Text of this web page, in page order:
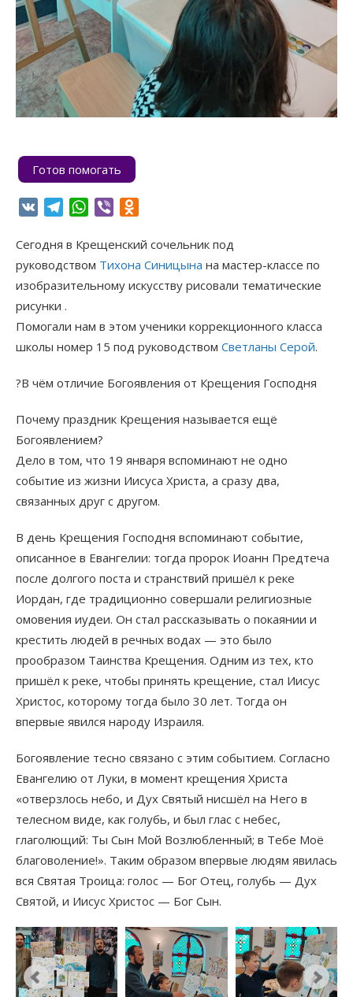
Готов помогать
VK TelegramWhatsApp
Viber
Сегодня в Крещенский сочельник под
руководством Тихона Синицына на мастер-классе по
изобразительному искусству рисовали тематические
рисунки .
Помогали нам в этом ученики коррекционного класса
школы номер 15 под руководством Светланы Серой.
?В чём отличие Богоявления от Крещения Господня
Почему праздник Крещения называется ещё
Богоявлением?
Дело в том, что 19 января вспоминают не одно
событие из жизни Иисуса Христа, а сразу два,
связанных друг с другом.
В день Крещения Господня вспоминают событие,
описанное в Евангелии: тогда пророк Иоанн Предтеча
после долгого поста и странствий пришёл к реке
Иордан, где традиционно совершали религиозные
омовения иудеи. Он стал рассказывать о покаянии и
крестить людей в речных водах — это было
прообразом Таинства Крещения. Одним из тех, кто
пришёл к реке, чтобы принять крещение, стал Иисус
Христос, которому тогда было 30 лет. Тогда он
впервые явился народу Израиля.
Богоявление тесно связано с этим событием. Согласно
Евангелию от Луки, в момент крещения Христа
«отверзлось небо, и Дух Святый нисшёл на Него в
телесном виде, как голубь, и был глас с небес,
глаголющий: Ты Сын Мой Возлюбленный; в Тебе Моё
благоволение!». Таким образом впервые людям явилась
вся Святая Троица: голос — Бог Отец, голубь — Дух
Святой, и Иисус Христос — Бог Сын.